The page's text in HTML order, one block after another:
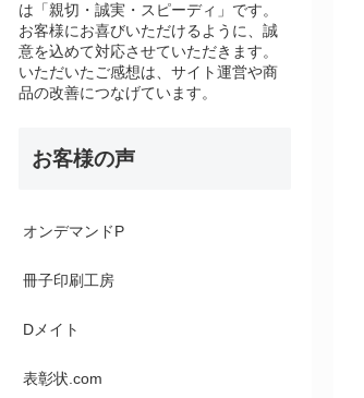
は「親切・誠実・スピーディ」です。
お客様にお喜びいただけるように、誠
意を込めて対応させていただきます。
いただいたご感想は、サイト運営や商
品の改善につなげています。
お客様の声
オンデマンドP
冊子印刷工房
Dメイト
表彰状.com